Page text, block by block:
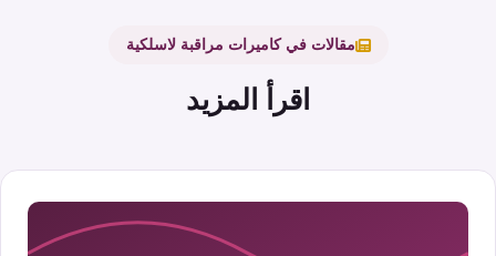
مقالات في كاميرات مراقبة لاسلكية
اقرأ المزيد